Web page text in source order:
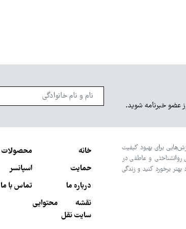
عضو خبرنامه شوید.
برای بهبود کیفیت
روانشناختی و عاطفی در
برخورد کنید و زندگی
خانه
محصولات
حمایت
اسپانسر
درباره ما
تماس با ما
نقشه محتوایی
سایت نقل